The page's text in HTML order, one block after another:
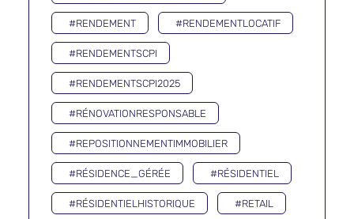
#RENDEMENT #RENDEMENTLOCATIF
#RENDEMENTSCPI
#RENDEMENTSCPI2025
#RÉNOVATIONRESPONSABLE
#REPOSITIONNEMENTIMMOBILIER
#RÉSIDENCE_GÉRÉE #RÉSIDENTIEL
#RÉSIDENTIELHISTORIQUE #RETAIL